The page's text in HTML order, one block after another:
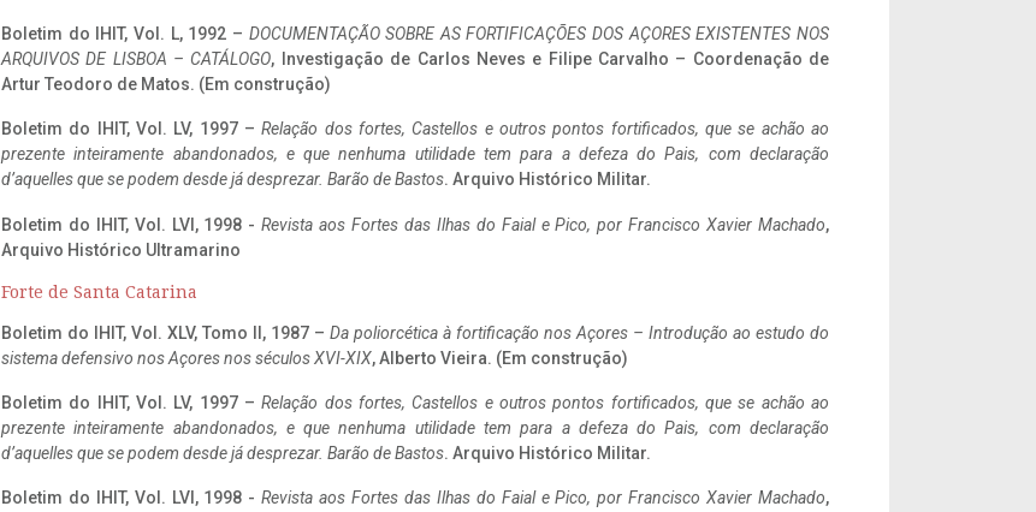
Boletim do IHIT, Vol. L, 1992 – DOCUMENTAÇÃO SOBRE AS FORTIFICAÇÕES DOS AÇORES EXISTENTES NOS
ARQUIVOS DE LISBOA – CATÁLOGO, Investigação de Carlos Neves e Filipe Carvalho – Coordenação de
Artur Teodoro de Matos. (Em construção)
Boletim do IHIT, Vol. LV, 1997 –Relação dos fortes, Castellos e outros pontos fortificados, que se achão ao
prezente inteiramente abandonados, e que nenhuma utilidade tem para a defeza do Pais, com declaração
d’aquelles que se podem desde já desprezar. Barão de Bastos. Arquivo Histórico Militar.
Boletim do IHIT, Vol. LVI, 1998 -Revista aos Fortes das Ilhas do Faial e Pico, por Francisco Xavier Machado,
Arquivo Histórico Ultramarino
Forte de Santa Catarina
Boletim do IHIT, Vol. XLV, Tomo II, 1987 – Da poliorcética à fortificação nos Açores – Introdução ao estudo do
sistema defensivo nos Açores nos séculos XVI-XIX, Alberto Vieira. (Em construção)
Boletim do IHIT, Vol. LV, 1997 –Relação dos fortes, Castellos e outros pontos fortificados, que se achão ao
prezente inteiramente abandonados, e que nenhuma utilidade tem para a defeza do Pais, com declaração
d’aquelles que se podem desde já desprezar. Barão de Bastos. Arquivo Histórico Militar.
Boletim do IHIT, Vol. LVI, 1998 -Revista aos Fortes das Ilhas do Faial e Pico, por Francisco Xavier Machado,